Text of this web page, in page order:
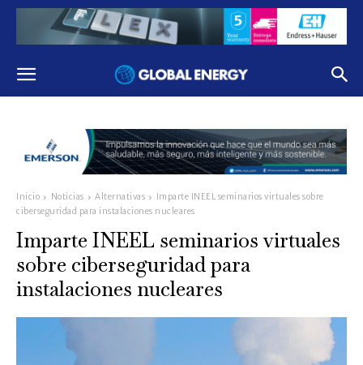
Inicio Noticias Alternativas
Imparte INEEL seminarios virtuales sobre
ciberseguridad para instalaciones nucleares
Imparte INEEL seminarios virtuales
sobre ciberseguridad para
instalaciones nucleares